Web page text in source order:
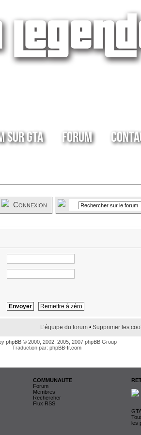
sur GTA Forum
Connexion
L’équipe du forum • Supprimer les
phpBB © 2000, 2002, 2005, 2007 phpBB Group
Traduction par: phpBB-fr.com
COMMUNAUTE
Forum
Membres
Rechercher
Flux RSS
les